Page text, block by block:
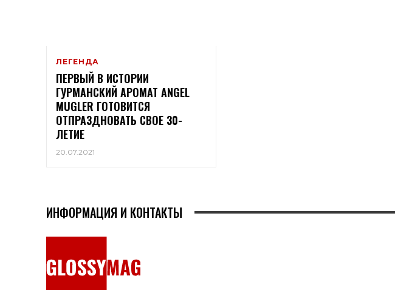
ЛЕГЕНДА
ПЕРВЫЙ В ИСТОРИИ
ГУРМАНСКИЙ АРОМАТ ANGEL
MUGLER ГОТОВИТСЯ
ОТПРАЗДНОВАТЬ СВОЕ 30-
ЛЕТИЕ
20.07.2021
ИНФОРМАЦИЯ И КОНТАКТЫ